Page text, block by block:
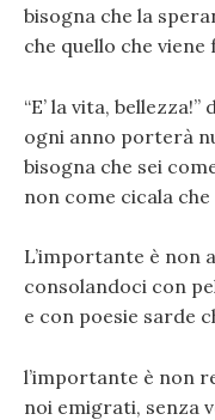
bisogna che la
che quello che
“E’ la vita,
ogni anno porterà
bisogna che sei
non come cicala
L’importante è non
consolandoci con
e con poesie sarde
l’importante è non
noi emigrati, senza